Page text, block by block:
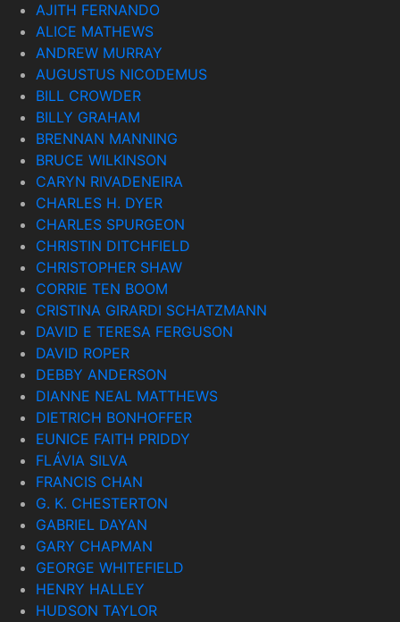
AJITH FERNANDO
ALICE MATHEWS
ANDREW MURRAY
AUGUSTUS NICODEMUS
BILL CROWDER
BILLY GRAHAM
BRENNAN MANNING
BRUCE WILKINSON
CARYN RIVADENEIRA
CHARLES H. DYER
CHARLES SPURGEON
CHRISTIN DITCHFIELD
CHRISTOPHER SHAW
CORRIE TEN BOOM
CRISTINA GIRARDI SCHATZMANN
DAVID E TERESA FERGUSON
DAVID ROPER
DEBBY ANDERSON
DIANNE NEAL MATTHEWS
DIETRICH BONHOFFER
EUNICE FAITH PRIDDY
FLÁVIA SILVA
FRANCIS CHAN
G. K. CHESTERTON
GABRIEL DAYAN
GARY CHAPMAN
GEORGE WHITEFIELD
HENRY HALLEY
HUDSON TAYLOR